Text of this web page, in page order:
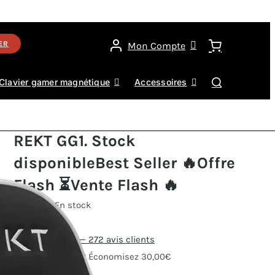
Mon Compte
gamer magnétique Accessoires
REKT GG1. Stock
disponibleBest Seller 🔥Offre
Flash ⏳Vente Flash 🔥
REKT GG1 En stock
Best Seller 🔥
★★★★★
4,8/5 — 272 avis clients
€ Économisez 30,00€